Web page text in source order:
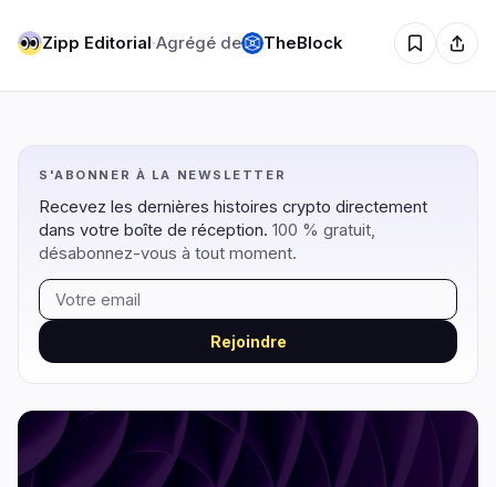
Mouvements Top 10
3
Gouvernement 8
Légal 3
Fiscalité
0
Hacks
Exploits
DeFi Technologie
Zipp Editorial·Agrégé de TheBlock
S'ABONNER À LA NEWSLETTER
Recevez les dernières histoires crypto directement
dans votre boîte de réception. 100 % gratuit,
désabonnez-vous à tout moment.
Rejoindre